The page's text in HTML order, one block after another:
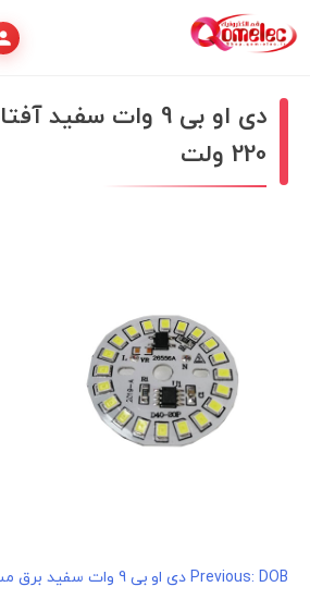
دی او بی 9 وات
220 ولت
راهبریPrevious: DOB دی او بی 9 وات سفید برق مستقیم 220 ولت